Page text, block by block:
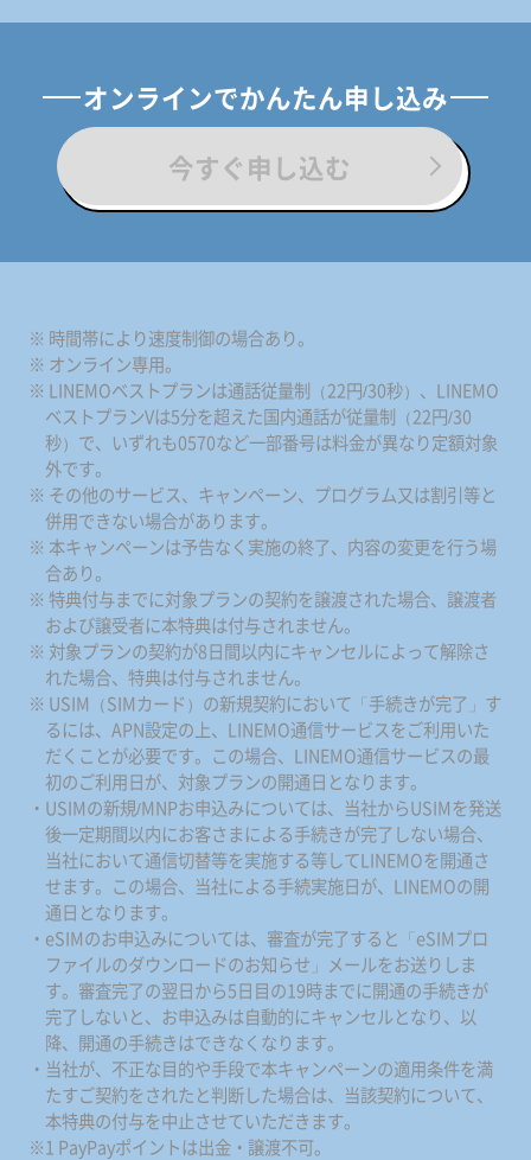
オンラインでかんたん申し込み
今すぐ申し込む
※ 時間帯により速度制御の場合あり。
※ オンライン専用。
※ LINEMOベストプランは通話従量制（22円/30秒）、LINEMO
ベストプランVは5分を超えた国内通話が従量制（22円/30
秒）で、いずれも0570など一部番号は料金が異なり定額対象
外です。
※ その他のサービス、キャンペーン、プログラム又は割引等と
併用できない場合があります。
※ 本キャンペーンは予告なく実施の終了、内容の変更を行う場
合あり。
※ 特典付与までに対象プランの契約を譲渡された場合、譲渡者
および譲受者に本特典は付与されません。
※ 対象プランの契約が8日間以内にキャンセルによって解除さ
れた場合、特典は付与されません。
※ USIM（SIMカード）の新規契約において「手続きが完了」す
るには、APN設定の上、LINEMO通信サービスをご利用いた
だくことが必要です。この場合、LINEMO通信サービスの最
初のご利用日が、対象プランの開通日となります。
・USIMの新規/MNPお申込みについては、当社からUSIMを発送
後一定期間以内にお客さまによる手続きが完了しない場合、
当社において通信切替等を実施する等してLINEMOを開通さ
せます。この場合、当社による手続実施日が、LINEMOの開
通日となります。
・eSIMのお申込みについては、審査が完了すると「eSIMプロ
ファイルのダウンロードのお知らせ」メールをお送りしま
す。審査完了の翌日から5日目の19時までに開通の手続きが
完了しないと、お申込みは自動的にキャンセルとなり、以
降、開通の手続きはできなくなります。
・当社が、不正な目的や手段で本キャンペーンの適用条件を満
たすご契約をされたと判断した場合は、当該契約について、
本特典の付与を中止させていただきます。
※1 PayPayポイントは出金・譲渡不可。